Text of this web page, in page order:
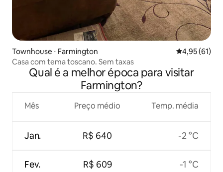
Townhouse ⋅ Farmington 4,95 de uma
4,95 (61)
Casa com tema toscano. Sem taxas
Qual é a melhor época para visitar
Farmington?
Mês
Jan.
Fev.
Preço médio
R$ 640
R$ 609
Temp. média
-2 °C
-1 °C